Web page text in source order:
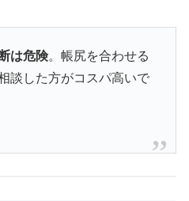
は危険。帳尻を合わせる
談した方がコスパ高いで